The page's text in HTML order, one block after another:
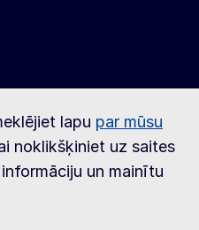
lapu par mūsu
noklikšķiniet uz saites
un mainītu